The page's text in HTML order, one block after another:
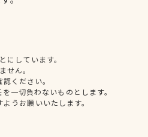
しています。
せん。
ください。
一切負わないものとします。
うお願いいたします。